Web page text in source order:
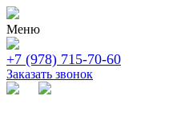
Меню
+7 (978) 715-70-60
Заказать звонок